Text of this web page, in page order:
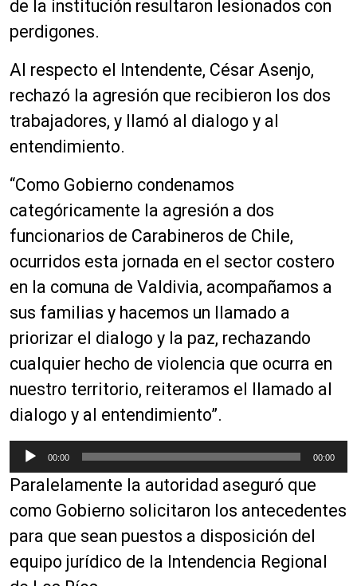
de la institución resultaron lesionados con
perdigones.
Al respecto el Intendente, César Asenjo,
rechazó la agresión que recibieron los dos
trabajadores, y llamó al dialogo y al
entendimiento.
“Como Gobierno condenamos
categóricamente la agresión a dos
funcionarios de Carabineros de Chile,
ocurridos esta jornada en el sector costero
en la comuna de Valdivia, acompañamos a
sus familias y hacemos un llamado a
priorizar el dialogo y la paz, rechazando
cualquier hecho de violencia que ocurra en
nuestro territorio, reiteramos el llamado al
dialogo y al entendimiento”.
e
p
r
d
u
00:00 00:00
Paralelamente la autoridad aseguró que
como Gobierno solicitaron los antecedentes
para que sean puestos a disposición del
equipo jurídico de la Intendencia Regional